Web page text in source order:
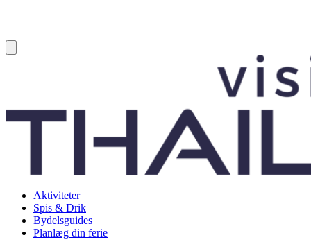
Aktiviteter
Spis & Drik
Bydelsguides
Planlæg din ferie